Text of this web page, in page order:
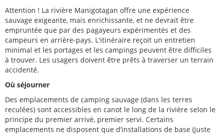
Attention ! La rivière Manigotagan offre une expérience
sauvage exigeante, mais enrichissante, et ne devrait être
empruntée que par des pagayeurs expérimentés et des
campeurs en arrière-pays. L'itinéraire reçoit un entretien
minimal et les portages et les campings peuvent être difficiles
à trouver. Les usagers doivent être prêts à traverser un terrain
accidenté.
Où séjourner
Des emplacements de camping sauvage (dans les terres
reculées) sont accessibles en canot le long de la rivière selon le
principe du premier arrivé, premier servi. Certains
emplacements ne disposent que d’installations de base (juste